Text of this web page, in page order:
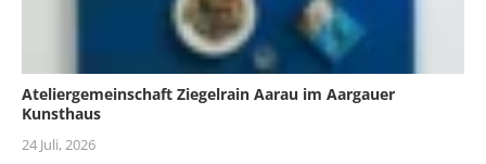
Ateliergemeinschaft Ziegelrain Aarau im Aargauer
Kunsthaus
24 Juli, 2026